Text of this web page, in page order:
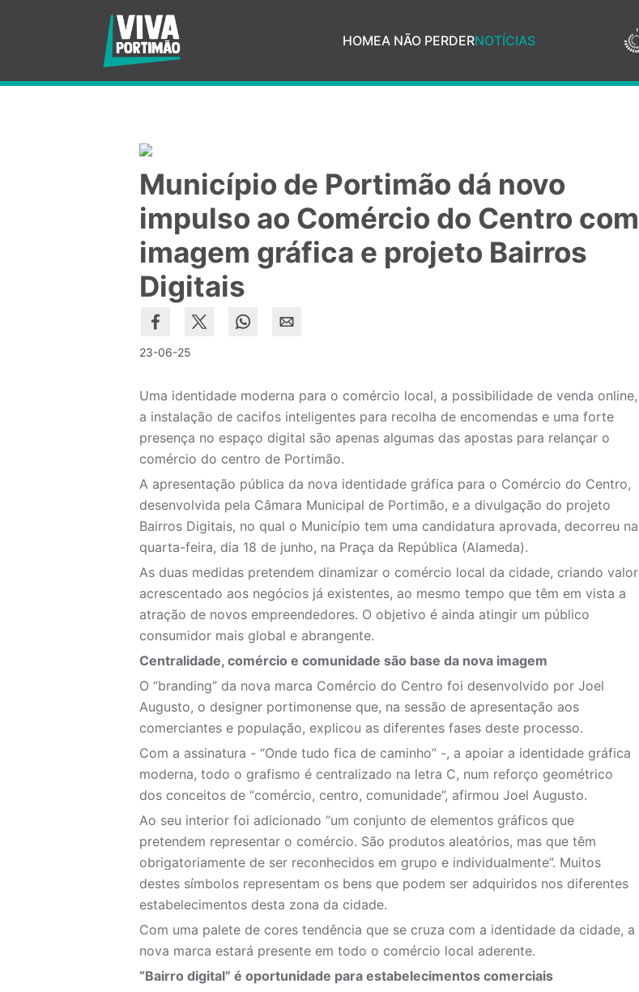
Saltar para o conteúdo principal HOMEA NÃO PERDERNOTÍCIAS
Município de Portimão dá novo
impulso ao Comércio do Centro com
imagem gráfica e projeto Bairros
Digitais
23-06-25
Uma identidade moderna para o comércio local, a possibilidade de venda online,
a instalação de cacifos inteligentes para recolha de encomendas e uma forte
presença no espaço digital são apenas algumas das apostas para relançar o
comércio do centro de Portimão.
A apresentação pública da nova identidade gráfica para o Comércio do Centro,
desenvolvida pela Câmara Municipal de Portimão, e a divulgação do projeto
Bairros Digitais, no qual o Município tem uma candidatura aprovada, decorreu na
quarta-feira, dia 18 de junho, na Praça da República (Alameda).
As duas medidas pretendem dinamizar o comércio local da cidade, criando valor
acrescentado aos negócios já existentes, ao mesmo tempo que têm em vista a
atração de novos empreendedores. O objetivo é ainda atingir um público
consumidor mais global e abrangente.
Centralidade, comércio e comunidade são base da nova imagem
O “branding” da nova marca Comércio do Centro foi desenvolvido por Joel
Augusto, o designer portimonense que, na sessão de apresentação aos
comerciantes e população, explicou as diferentes fases deste processo.
Com a assinatura - “Onde tudo fica de caminho” -, a apoiar a identidade gráfica
moderna, todo o grafismo é centralizado na letra C, num reforço geométrico
dos conceitos de “comércio, centro, comunidade”, afirmou Joel Augusto.
Ao seu interior foi adicionado “um conjunto de elementos gráficos que
pretendem representar o comércio. São produtos aleatórios, mas que têm
obrigatoriamente de ser reconhecidos em grupo e individualmente”. Muitos
destes símbolos representam os bens que podem ser adquiridos nos diferentes
estabelecimentos desta zona da cidade.
Com uma palete de cores tendência que se cruza com a identidade da cidade, a
nova marca estará presente em todo o comércio local aderente.
“Bairro digital” é oportunidade para estabelecimentos comerciais